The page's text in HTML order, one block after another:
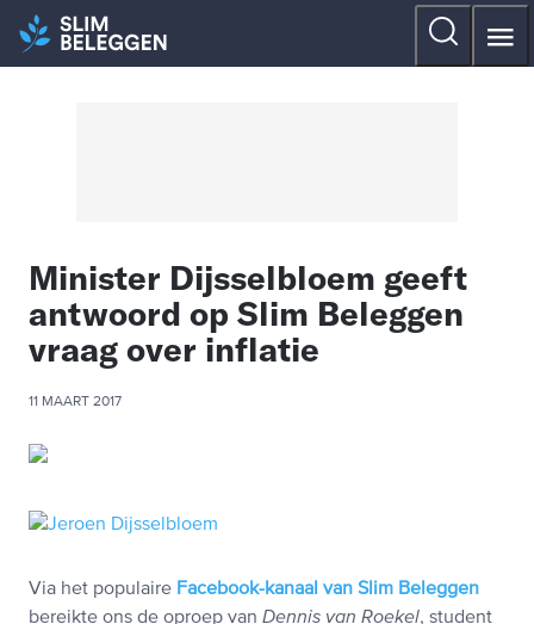
Minister Dijsselbloem geeft
antwoord op Slim Beleggen
vraag over inflatie
11 MAART 2017
Via het populaire Facebook-kanaal van Slim Beleggen
bereikte ons de oproep van Dennis van Roekel, student